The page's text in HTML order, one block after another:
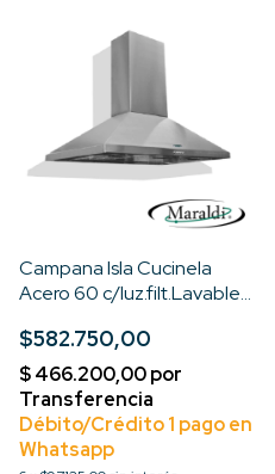
Campana Isla Cucinela
Acero 60 c/luz.filt.Lavable
$582.750,00